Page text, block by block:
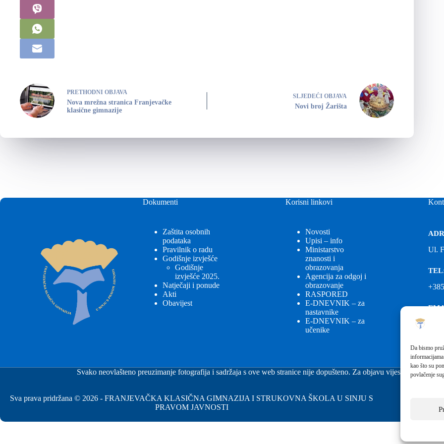
Da bismo
kao što su
povlačenje
PRETHODNI OBJAVA
Nova mrežna stranica Franjevačke
klasične gimnazije
SLJEDEĆI OBJAVA
Novi broj Žarišta
Dokumenti
Zaštita osobnih
podataka
Pravilnik o radu
Godišnje izvješće
Godišnje
izvješće 2025.
Natječaji i ponude
Akti
Obavijest
Korisni linkovi
Novosti
Upisi – info
Ministarstvo
znanosti i
obrazovanja
Agencija za odgoj i
obrazovanje
RASPORED
E-DNEVNIK – za
nastavnike
E-DNEVNIK – za
učenike
Ul.
Svako neovlašteno preuzimanje fotografija i sadržaja s ove web stranice nije dopušteno. Za objavu vijesti sa
Sva prava pridržana © 2026 - FRANJEVAČKA KLASIČNA GIMNAZIJA I STRUKOVNA ŠKOLA U SINJU S
PRAVOM JAVNOSTI